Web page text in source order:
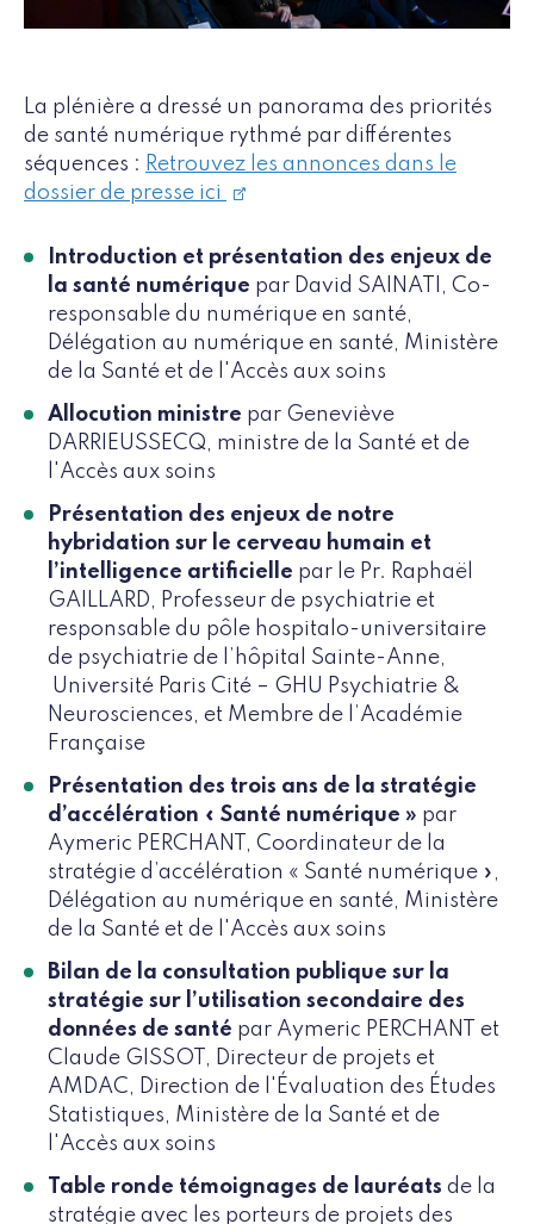
La plénière a dressé un panorama des priorités
de santé numérique rythmé par différentes
séquences : Retrouvez les annonces dans le
dossier de presse ici
Introduction et présentation des enjeux de
la santé numérique par David SAINATI, Co-
responsable du numérique en santé,
Délégation au numérique en santé, Ministère
de la Santé et de l'Accès aux soins
Allocution ministre par Geneviève
DARRIEUSSECQ, ministre de la Santé et de
l'Accès aux soins
Présentation des enjeux de notre
hybridation sur le cerveau humain et
l’intelligence artificielle par le Pr. Raphaël
GAILLARD, Professeur de psychiatrie et
responsable du pôle hospitalo-universitaire
de psychiatrie de l’hôpital Sainte-Anne,
Université Paris Cité – GHU Psychiatrie &
Neurosciences, et Membre de l’Académie
Française
Présentation des trois ans de la stratégie
d’accélération « Santé numérique » par
Aymeric PERCHANT, Coordinateur de la
stratégie d’accélération « Santé numérique »,
Délégation au numérique en santé, Ministère
de la Santé et de l'Accès aux soins
Bilan de la consultation publique sur la
stratégie sur l’utilisation secondaire des
données de santé par Aymeric PERCHANT et
Claude GISSOT, Directeur de projets et
AMDAC, Direction de l'Évaluation des Études
Statistiques, Ministère de la Santé et de
l'Accès aux soins
Table ronde témoignages de lauréats de la
stratégie avec les porteurs de projets des